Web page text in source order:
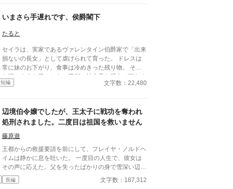
女性を傍に置きたいのなら好きにすればいいわ。
いまさら手遅れです、侯爵閣下
たると
セイラは、実家であるヴァレンタイン伯爵家で「出来
損ないの長女」として虐げられて育った。 ドレスは
常に妹のお下がり、食事は冷めきった残り物。 そん
な泥のような日々から、王都の社交界を浮名で賑わす
当代の寵児、ダミアンに望まれて嫁いだとき、彼女は
現実は残酷だった。 ダミアンが求めていたのは、ト
ロフィーとしての美しい妻でも、情熱を傾ける恋人で
に家政を取り仕切り、夫の不在を静かに守る、都合の
いい従順な女主人の座席」そのものだった。
短編 文字数：22,480
辺境伯令嬢でしたが、王太子に戦功を奪われ
処刑されました。二度目は祖国を救いません
藤原遊
王都からの救援要請を前にして、フレイヤ・ノルドヘ
イムは静かに息を吐いた。 一度目の人生で、彼女は
その声に応えた。父を失ったばかりの身で雪深い辺境
から軍を率い、凍てつく山道を越え、敵軍を退け、王
国を救った。 けれど、人々が英雄として讃えたのは
長編 文字数：187,312